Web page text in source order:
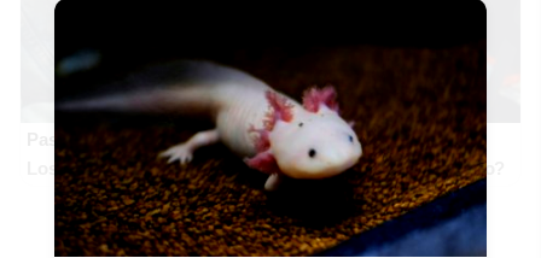
Pasaportes que abren puertas
Los pasaportes más poderosos del mundo, ¿está el tuyo?